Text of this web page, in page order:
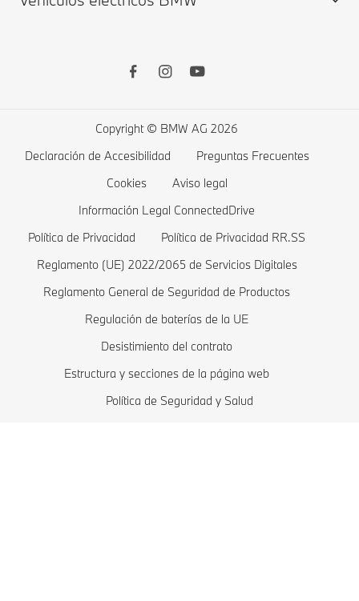
Tienda
Comparar
Tienda BMW Lifestyle
Valoración de BMW
Pide una prueba
BMW Serie 2
BMW Serie M
BMW Berlinas
BMW Concept cars
BMW Vehículos blindados
Costes de un vehículos eléctrico
Híbridos enchufables BMW
Copyright © BMW AG 2026
Declaración de Accesibilidad
Preguntas Frecuentes
Cookies
Aviso legal
Información Legal ConnectedDrive
Política de Privacidad
Política de Privacidad RR.SS
Reglamento (UE) 2022/2065 de Servicios Digitales
Reglamento General de Seguridad de Productos
Regulación de baterías de la UE
Desistimiento del contrato
Estructura y secciones de la página web
Política de Seguridad y Salud